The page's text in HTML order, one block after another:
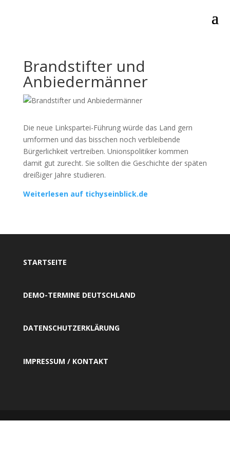
Brandstifter und
Anbiedermänner
Die neue Linkspartei-Führung würde das Land gern
umformen und das bisschen noch verbleibende
Bürgerlichkeit vertreiben. Unionspolitiker kommen
damit gut zurecht. Sie sollten die Geschichte der späten
dreißiger Jahre studieren.
Weiterlesen auf tichyseinblick.de
STARTSEITE
DEMO-TERMINE DEUTSCHLAND
DATENSCHUTZERKLÄRUNG
IMPRESSUM / KONTAKT